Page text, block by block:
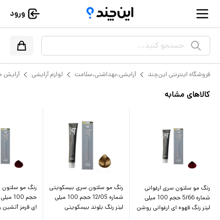
ورود
جستجو کنید...
فروشگاه اینترنتی این‌چند آرایشی،بهداشتی،سلامت لوازم آرایشی آرایش
کالاهای مشابه
رنگ مو سلتون سری ارغوانی
شماره 5/66 حجم 100 میلی
لیتر رنگ قهوه ای ارغوانی روشن
رنگ مو سلتون سری بیسکویتی
شماره 12/05 حجم 100 میلی
لیتر رنگ بلوند بیسکویتی
حجم
ای قرمز